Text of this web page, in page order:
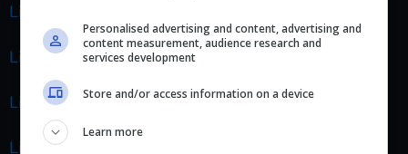
Livello 102
Livello 103
Livello 104
Livello 105
Personalised advertising and content, advertising and
content measurement, audience research and
services development
Store and/or access information on a device
Learn more